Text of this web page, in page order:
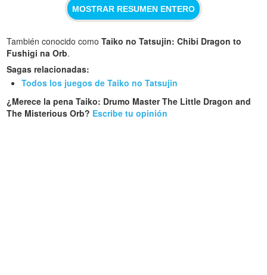
MOSTRAR RESUMEN ENTERO
También conocido comoTaiko no Tatsujin: Chibi Dragon to
Fushigi na Orb.
Sagas relacionadas:
Todos los juegos de Taiko no Tatsujin
¿Merece la pena Taiko: Drumo Master The Little Dragon and
The Misterious Orb? Escribe tu opinión